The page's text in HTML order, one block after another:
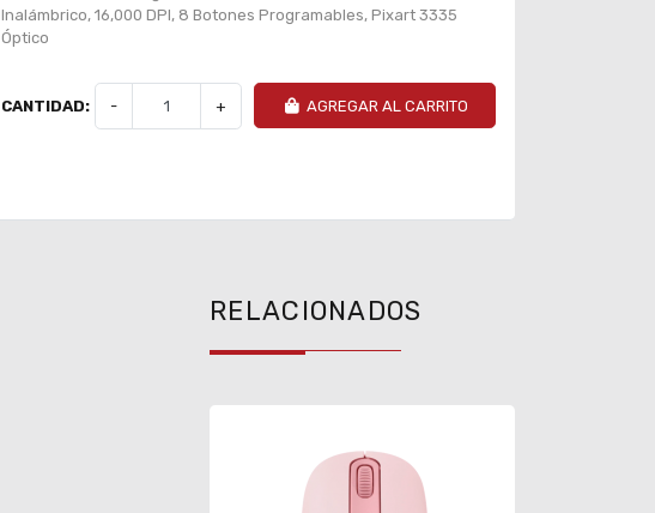
Inalámbrico, 16,000 DPI, 8 Botones Programables, Pixart 3335
Óptico
CANTIDAD: - + AGREGAR AL CARRITO
RELACIONADOS